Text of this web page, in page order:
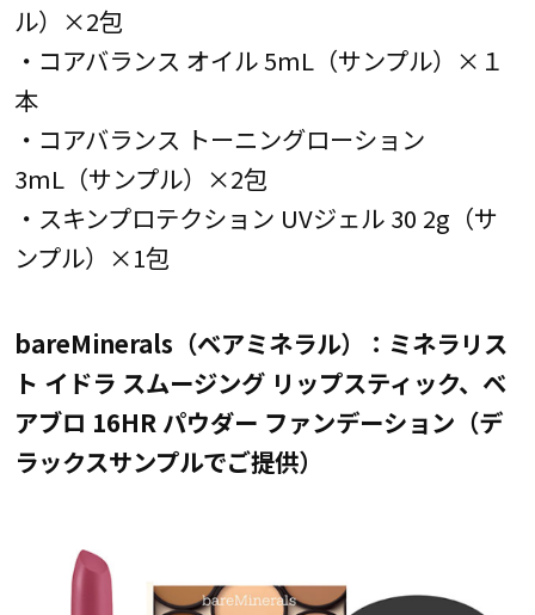
ル）×2包
・コアバランス オイル 5mL（サンプル）×１
本
・コアバランス トーニングローション
3mL（サンプル）×2包
・スキンプロテクション UVジェル 30 2g（サ
ンプル）×1包
bareMinerals（ベアミネラル）：ミネラリス
ト イドラ スムージング リップスティック、ベ
アブロ 16HR パウダー ファンデーション（デ
ラックスサンプルでご提供）